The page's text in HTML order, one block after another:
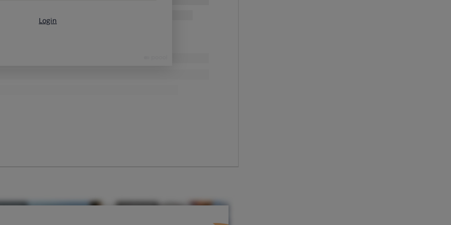
inyectable en pluma precargada, 2 plumas precargadas